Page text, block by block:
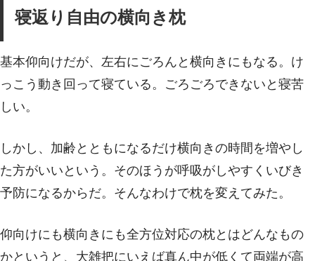
寝返り自由の横向き枕
基本仰向けだが、左右にごろんと横向きにもなる。け
っこう動き回って寝ている。ごろごろできないと寝苦
しい。
しかし、加齢とともになるだけ横向きの時間を増やし
た方がいいという。そのほうが呼吸がしやすくいびき
予防になるからだ。そんなわけで枕を変えてみた。
仰向けにも横向きにも全方位対応の枕とはどんなもの
かというと、大雑把にいえば真ん中が低くて両端が高